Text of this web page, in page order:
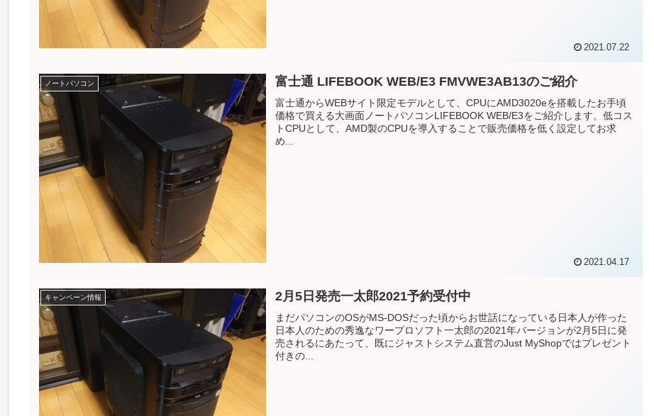
2021.07.22
ノートパソコン 富士通 LIFEBOOK WEB/E3 FMVWE3AB13のご紹介
富士通からWEBサイト限定モデルとして、CPUにAMD3020eを搭載したお手頃
価格で買える大画面ノートパソコンLIFEBOOK WEB/E3をご紹介します。低コス
トCPUとして、AMD製のCPUを導入することで販売価格を低く設定してお求
め...
2021.04.17
キャンペーン情報 2月5日発売一太郎2021予約受付中
まだパソコンのOSがMS-DOSだった頃からお世話になっている日本人が作った
日本人のための秀逸なワープロソフト一太郎の2021年バージョンが2月5日に発
売されるにあたって、既にジャストシステム直営のJust MyShopではプレゼント
付きの...